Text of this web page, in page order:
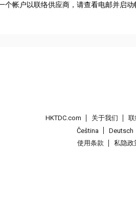
个帐户以联络供应商，请查看电邮并启动
HKTDC.com 关于我们
Čeština
Deutsch
使用条款
私隐政